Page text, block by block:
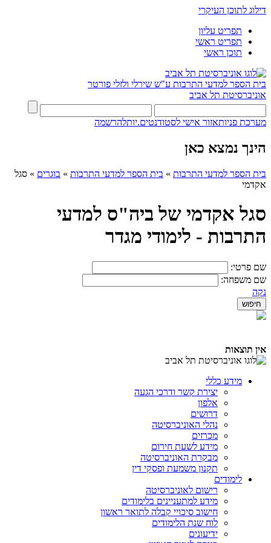
דילוג לתוכן העיקרי
תפריט עליון
תפריט ראשי
תוכן ראשי
בית הספר למדעי התרבות ע"ש שירלי ולזלי פורטר
אוניברסיטת תל אביב
מערכת פניותאזור אישי לסטודנטים.יותלהרשמה
הינך נמצא כאן
בית הספר למדעי התרבות » בית הספר למדעי התרבות » בוגרים » סגל
אקדמי
סגל אקדמי של ביה"ס למדעי
התרבות - לימודי מגדר
שם פרטי:
שם משפחה:
נקה
אין תוצאות
מידע כללי
יצירת קשר ודרכי הגעה
אלפון
דרושים
נהלי האוניברסיטה
מכרזים
מידע לשעת חירום
מבקרת האוניברסיטה
תקנון משמעת ופסקי דין
לימודים
רישום לאוניברסיטה
מידע למתעניינים בלימודים
חישוב סיכויי קבלה לתואר ראשון
לוח שנת הלימודים
ידיעונים